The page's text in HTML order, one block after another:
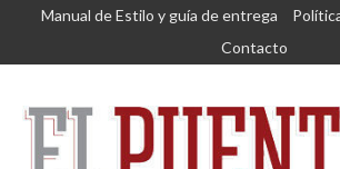
Saltar
contenido
Manual de Estilo y guía de entrega
Contacto